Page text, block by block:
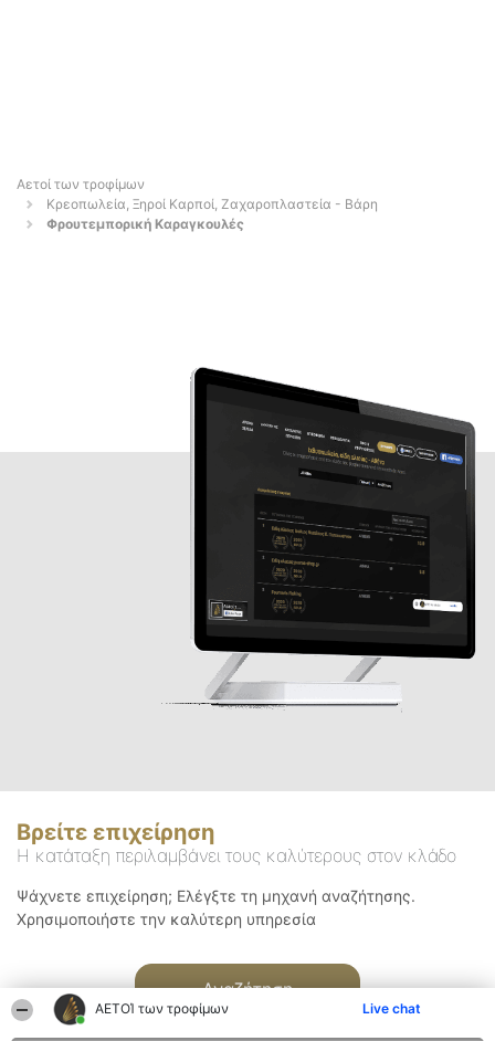
ΑΕΤΟΊ των τροφίμων Live chat
Αετοί των τροφίμων
Κρεοπωλεία, Ξηροί Καρποί, Ζαχαροπλαστεία - Βάρη
Φρουτεμπορική Καραγκουλές
Βρείτε επιχείρηση
Η κατάταξη περιλαμβάνει τους καλύτερους στον κλάδο
Ψάχνετε επιχείρηση; Ελέγξτε τη μηχανή αναζήτησης.
Χρησιμοποιήστε την καλύτερη υπηρεσία
Αναζήτηση